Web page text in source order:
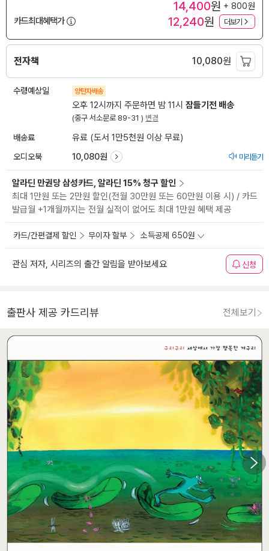
14,400원 + 800원
카드최대혜택가
12,240원 더보기
전자책 10,080원
수령예상일 양탄자배송
오후 12시까지 주문하면 밤 11시 잠들기전 배송
(중구 서소문로 89-31 ) 변경
배송료 유료 (도서 1만5천원 이상 무료)
오디오북 10,080원 미리듣기
알라딘 만권당 삼성카드, 알라딘 15% 청구 할인
최대 1만원 또는 2만원 할인(전월 30만원 또는 60만원 이용 시) / 카드
발급월 +1개월까지는 전월 실적이 없어도 최대 1만원 혜택 제공
카드/간편결제 할인 무이자 할부 소득공제 650원
관심 저자, 시리즈의 출간 알림을 받아보세요 신청
출판사 제공 카드리뷰 전체보기